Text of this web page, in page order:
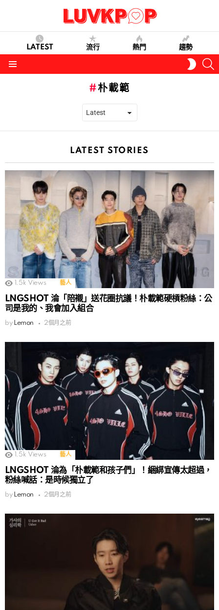
LATEST 流行 熱門 趨勢
SKIN
朴載範
LATEST STORIES
1.5k Views 藝人
LNGSHOT 淪「陪襯」送花圈抗議！朴載範硬槓粉絲：公
司是我的、我會加入組合
by Lemon 2個月之前
1.5k Views 藝人
LNGSHOT 淪為「朴載範和孩子們」！綑綁宣傳太超過，
粉絲喊話：是時候獨立了
by Lemon 2個月之前